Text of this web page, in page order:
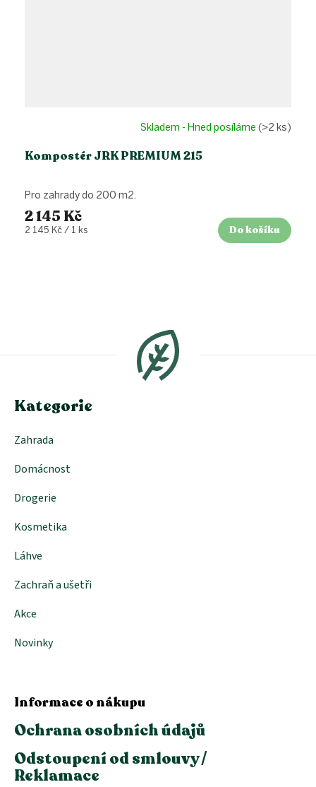
Kompostér JRK PREMIUM 215
Skladem - Hned posíláme (>2 ks)
2 145 Kč
Měrná
2 145 Kč / 1 ks Do košíku
Pro zahrady do 200 m2.
a
Kategorie
Zahrada
Domácnost
Drogerie
Kosmetika
Láhve
Zachraň a ušetři
Akce
Novinky
Informace o nákupu
Ochrana osobních údajů
Odstoupení od smlouvy /
Reklamace